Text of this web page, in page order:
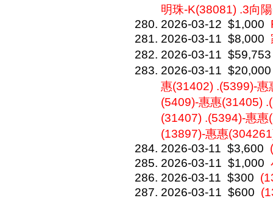
明珠-K(38081) .3向
2026-03-12 $1,000
2026-03-11 $8,000
2026-03-11 $59,753
2026-03-11 $20,000
惠(31402) .(5399)-
(5409)-惠惠(31405)
(31407) .(5394)-惠
(13897)-惠惠
2026-03-11 $3,600
2026-03-11 $1,000
2026-03-11 $300
2026-03-11 $600